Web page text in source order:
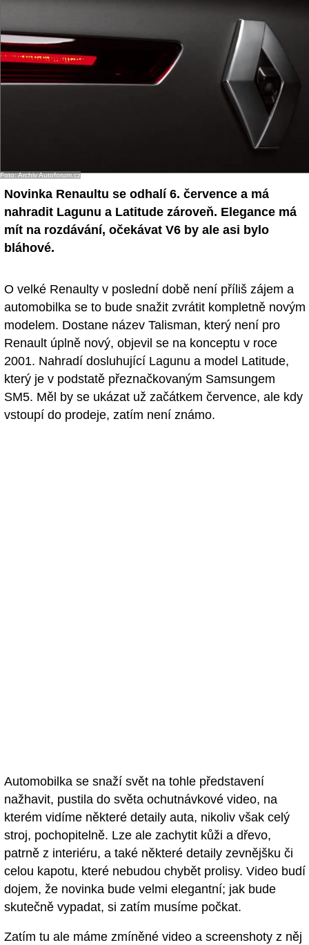
Foto: Archiv Autoforum.cz
Novinka Renaultu se odhalí 6. července a má
nahradit Lagunu a Latitude zároveň. Elegance má
mít na rozdávání, očekávat V6 by ale asi bylo
bláhové.
O velké Renaulty v poslední době není příliš zájem a
automobilka se to bude snažit zvrátit kompletně novým
modelem. Dostane název Talisman, který není pro
Renault úplně nový, objevil se na konceptu v roce
2001. Nahradí dosluhující Lagunu a model Latitude,
který je v podstatě přeznačkovaným Samsungem
SM5. Měl by se ukázat už začátkem července, ale kdy
vstoupí do prodeje, zatím není známo.
Automobilka se snaží svět na tohle představení
nažhavit, pustila do světa ochutnávkové video, na
kterém vidíme některé detaily auta, nikoliv však celý
stroj, pochopitelně. Lze ale zachytit kůži a dřevo,
patrně z interiéru, a také některé detaily zevnějšku či
celou kapotu, které nebudou chybět prolisy. Video budí
dojem, že novinka bude velmi elegantní; jak bude
skutečně vypadat, si zatím musíme počkat.
Zatím tu ale máme zmíněné video a screenshoty z něj